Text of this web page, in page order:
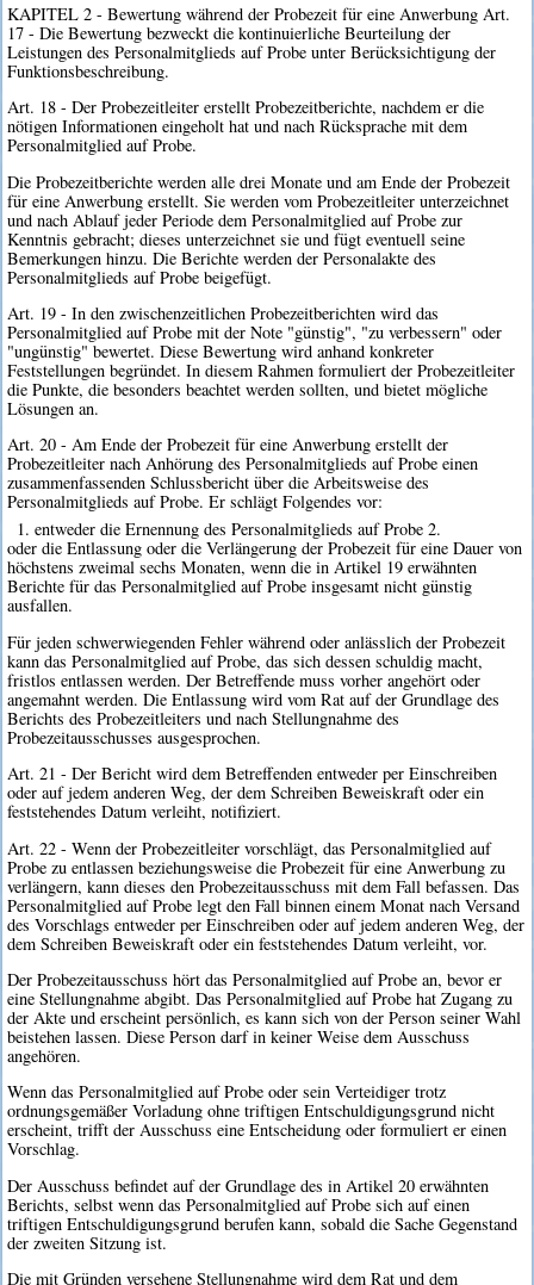
KAPITEL 2 - Bewertung während der Probezeit für eine Anwerbung Art.
17 - Die Bewertung bezweckt die kontinuierliche Beurteilung der
Leistungen des Personalmitglieds auf Probe unter Berücksichtigung der
Funktionsbeschreibung.
Art. 18 - Der Probezeitleiter erstellt Probezeitberichte, nachdem er die
nötigen Informationen eingeholt hat und nach Rücksprache mit dem
Personalmitglied auf Probe.
Die Probezeitberichte werden alle drei Monate und am Ende der Probezeit
für eine Anwerbung erstellt. Sie werden vom Probezeitleiter unterzeichnet
und nach Ablauf jeder Periode dem Personalmitglied auf Probe zur
Kenntnis gebracht; dieses unterzeichnet sie und fügt eventuell seine
Bemerkungen hinzu. Die Berichte werden der Personalakte des
Personalmitglieds auf Probe beigefügt.
Art. 19 - In den zwischenzeitlichen Probezeitberichten wird das
Personalmitglied auf Probe mit der Note "günstig", "zu verbessern" oder
"ungünstig" bewertet. Diese Bewertung wird anhand konkreter
Feststellungen begründet. In diesem Rahmen formuliert der Probezeitleiter
die Punkte, die besonders beachtet werden sollten, und bietet mögliche
Lösungen an.
Art. 20 - Am Ende der Probezeit für eine Anwerbung erstellt der
Probezeitleiter nach Anhörung des Personalmitglieds auf Probe einen
zusammenfassenden Schlussbericht über die Arbeitsweise des
Personalmitglieds auf Probe. Er schlägt Folgendes vor:
1. entweder die Ernennung des Personalmitglieds auf Probe 2.
oder die Entlassung oder die Verlängerung der Probezeit für eine Dauer von
höchstens zweimal sechs Monaten, wenn die in Artikel 19 erwähnten
Berichte für das Personalmitglied auf Probe insgesamt nicht günstig
ausfallen.
Für jeden schwerwiegenden Fehler während oder anlässlich der Probezeit
kann das Personalmitglied auf Probe, das sich dessen schuldig macht,
fristlos entlassen werden. Der Betreffende muss vorher angehört oder
angemahnt werden. Die Entlassung wird vom Rat auf der Grundlage des
Berichts des Probezeitleiters und nach Stellungnahme des
Probezeitausschusses ausgesprochen.
Art. 21 - Der Bericht wird dem Betreffenden entweder per Einschreiben
oder auf jedem anderen Weg, der dem Schreiben Beweiskraft oder ein
feststehendes Datum verleiht, notifiziert.
Art. 22 - Wenn der Probezeitleiter vorschlägt, das Personalmitglied auf
Probe zu entlassen beziehungsweise die Probezeit für eine Anwerbung zu
verlängern, kann dieses den Probezeitausschuss mit dem Fall befassen. Das
Personalmitglied auf Probe legt den Fall binnen einem Monat nach Versand
des Vorschlags entweder per Einschreiben oder auf jedem anderen Weg, der
dem Schreiben Beweiskraft oder ein feststehendes Datum verleiht, vor.
Der Probezeitausschuss hört das Personalmitglied auf Probe an, bevor er
eine Stellungnahme abgibt. Das Personalmitglied auf Probe hat Zugang zu
der Akte und erscheint persönlich, es kann sich von der Person seiner Wahl
beistehen lassen. Diese Person darf in keiner Weise dem Ausschuss
angehören.
Wenn das Personalmitglied auf Probe oder sein Verteidiger trotz
ordnungsgemäßer Vorladung ohne triftigen Entschuldigungsgrund nicht
erscheint, trifft der Ausschuss eine Entscheidung oder formuliert er einen
Vorschlag.
Der Ausschuss befindet auf der Grundlage des in Artikel 20 erwähnten
Berichts, selbst wenn das Personalmitglied auf Probe sich auf einen
triftigen Entschuldigungsgrund berufen kann, sobald die Sache Gegenstand
der zweiten Sitzung ist.
Die mit Gründen versehene Stellungnahme wird dem Rat und dem